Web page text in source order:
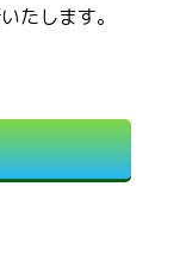
たします。